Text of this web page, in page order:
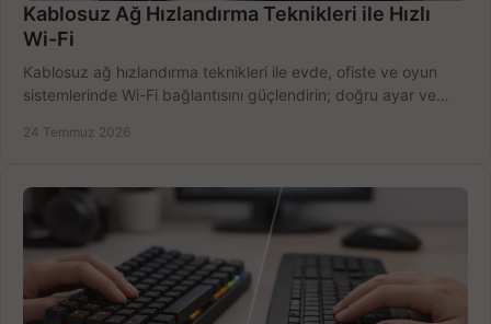
Kablosuz Ağ Hızlandırma Teknikleri ile Hızlı
Wi-Fi
Kablosuz ağ hızlandırma teknikleri ile evde, ofiste ve oyun
sistemlerinde Wi-Fi bağlantısını güçlendirin; doğru ayar ve
24 Temmuz 2026